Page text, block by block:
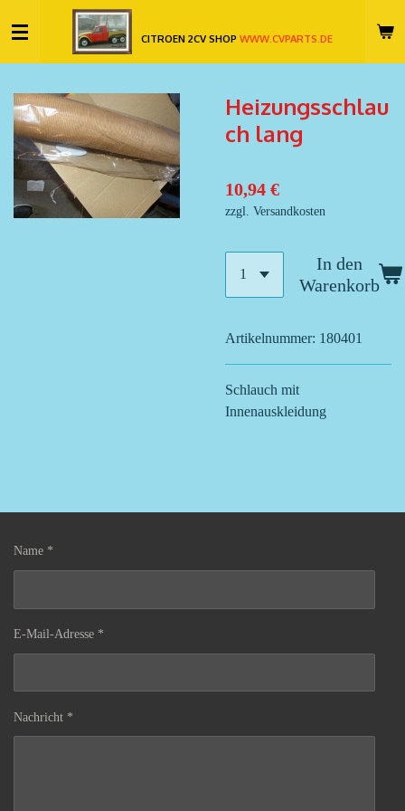
Hauptinhalt
springen
CITROEN 2CV SHOPWWW.CVPARTS.DE
Heizungsschlau
ch lang
10,94 €
zzgl. Versandkosten
In den
Warenkorb
Artikelnummer: 180401
Schlauch mit
Innenauskleidung
Name *
E-Mail-Adresse *
Nachricht *